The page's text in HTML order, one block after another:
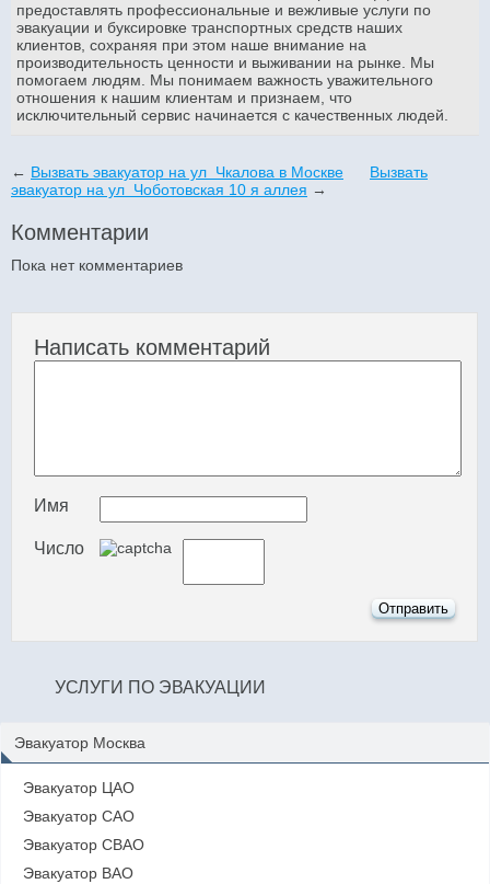
предоставлять профессиональные и вежливые услуги по
эвакуации и буксировке транспортных средств наших
клиентов, сохраняя при этом наше внимание на
производительность ценности и выживании на рынке. Мы
помогаем людям. Мы понимаем важность уважительного
отношения к нашим клиентам и признаем, что
исключительный сервис начинается с качественных людей.
← Вызвать эвакуатор на ул Чкалова в Москве
Вызвать
эвакуатор на ул Чоботовская 10 я аллея →
Комментарии
Пока нет комментариев
Написать комментарий
Имя
Число
УСЛУГИ ПО ЭВАКУАЦИИ
Эвакуатор Москва
Эвакуатор ЦАО
Эвакуатор САО
Эвакуатор СВАО
Эвакуатор ВАО